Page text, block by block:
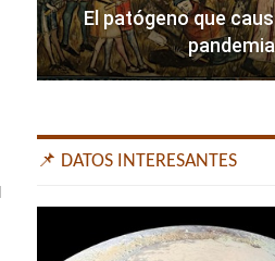
El patógeno que
pandemia
📌 DATOS INTERESANTES